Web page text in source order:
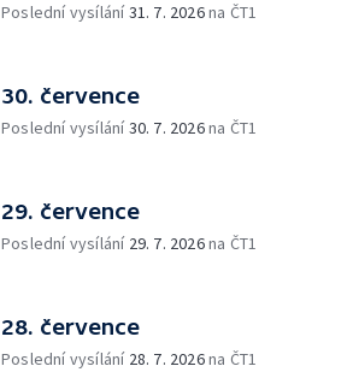
Poslední vysílání31. 7. 2026na ČT1
30. července
Poslední vysílání30. 7. 2026na ČT1
29. července
Poslední vysílání 29. 7. 2026na ČT1
28. července
Poslední vysílání 28. 7. 2026na ČT1